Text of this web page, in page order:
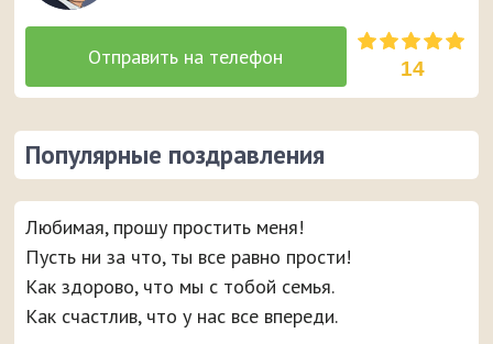
14
Популярные поздравления
Любимая, прошу простить меня!
Пусть ни за что, ты все равно прости!
Как здорово, что мы с тобой семья.
Как счастлив, что у нас все впереди.